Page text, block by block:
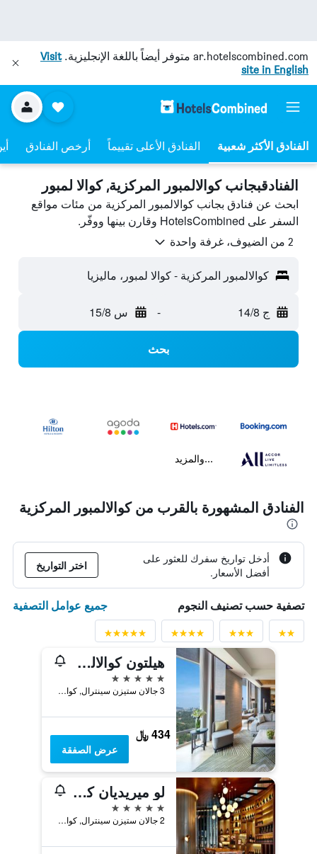
ar.hotelscombined.com متوفر أيضاً باللغة الإنجليزية.Visit
site in English
الفنادق الأعلى تقييماً أرخص الفنادق
الفنادقبجانب كوالالمبور المركزية, كوالا لمبور
ابحث عن فنادق بجانب كوالالمبور المركزية من مئات مواقع
السفر على HotelsCombined وقارن بينها ووفّر.
2 من الضيوف، غرفة واحدة
كوالالمبور المركزية - كوالا لمبور، ماليزيا
ج 14/8 - س 15/8
بحث
...والمزيد
الفنادق المشهورة بالقرب من كوالالمبور المركزية
أدخل تواريخ سفرك للعثور على
أفضل الأسعار.
اختر التواريخ
تصفية حسب تصنيف النجوم جميع عوامل التصفية
هيلتون كوالالمبور
5 نجوم
3 جالان ستيزن سينترال, كوالا لمبور, ماليزيا
434 ﷼
عرض الصفقة
لو ميريديان كوالا لومبور
5 نجوم
2 جالان ستيزن سينترال, كوالا لمبور, ماليزيا